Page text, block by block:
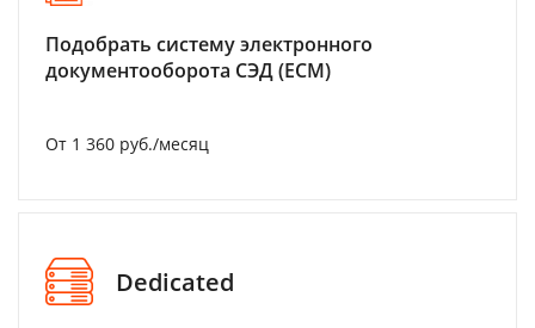
Подобрать систему электронного
документооборота СЭД (ECM)
От 1 360 руб./месяц
Dedicated